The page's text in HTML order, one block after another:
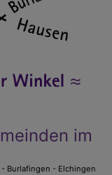
im
Burlafingen - Elchingen